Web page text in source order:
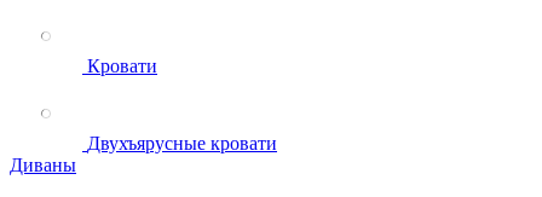
Кровати
Двухъярусные кровати
Диваны